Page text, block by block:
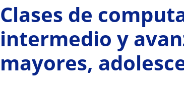
Clases de
intermedio y
mayores,